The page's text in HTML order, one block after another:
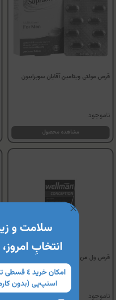
قرص مولتی ویتامین آقایان سوپرابیون
ناموجود
مشاهده محصول
قرص ول من کانسپشن ویتابیوتیکس
ناموجود